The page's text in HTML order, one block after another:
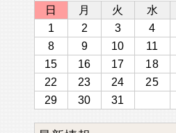
日 月 火 水
1
2 3 4
8
9 10 11
15
16 17 18
22
23 24 25
29
30 31